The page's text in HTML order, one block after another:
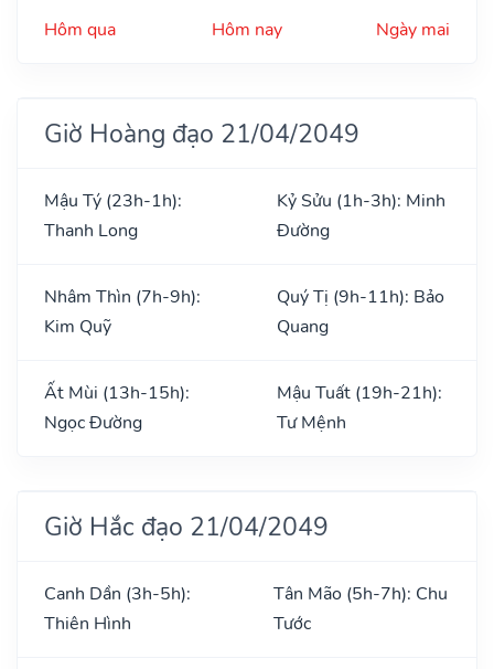
Hôm qua Hôm nay Ngày mai
Giờ Hoàng đạo 21/04/2049
Mậu Tý (23h-1h):
Thanh Long
Kỷ Sửu (1h-3h): Minh
Đường
Nhâm Thìn (7h-9h):
Kim Quỹ
Quý Tị (9h-11h): Bảo
Quang
Ất Mùi (13h-15h):
Ngọc Đường
Mậu Tuất (19h-21h):
Tư Mệnh
Giờ Hắc đạo 21/04/2049
Canh Dần (3h-5h):
Thiên Hình
Tân Mão (5h-7h): Chu
Tước